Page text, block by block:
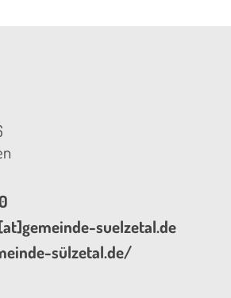
suelzetal.de
sülzetal.de/